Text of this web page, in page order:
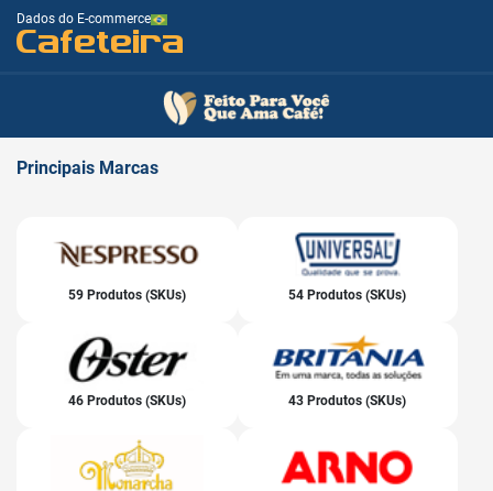
Dados do E-commerce
Cafeteira
Principais Marcas
59 Produtos (SKUs) 54 Produtos (SKUs)
46 Produtos (SKUs) 43 Produtos (SKUs)